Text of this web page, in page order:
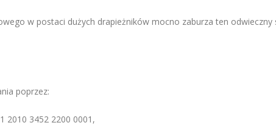
w postaci dużych drapieżników mocno zaburza ten
poprzez:
2010 3452 2200 0001,